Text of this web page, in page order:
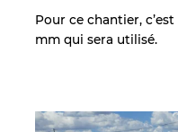
Pour ce chantier, c’est
mm qui sera utilisé.